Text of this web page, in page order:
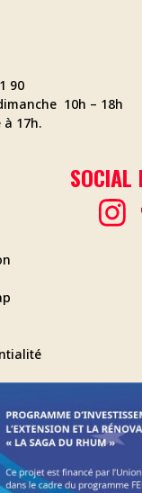
90
10h – 18h
17h.
SOCIAL